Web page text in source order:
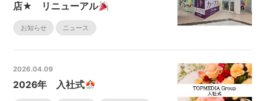
店★ リニューアル
お知らせ ニュース
2026.04.09
2026年 入社式